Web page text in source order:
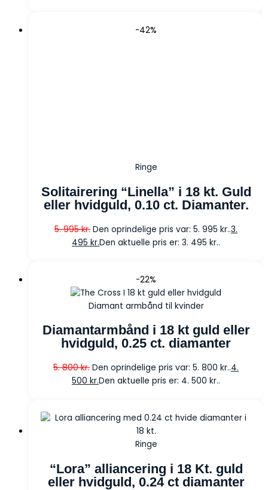
-42%
Ringe
Solitairering “Linella” i 18 kt. Guld
eller hvidguld, 0.10 ct. Diamanter.
5. 995kr. Den oprindelige pris var: 5. 995 kr..3.
495 kr.Den aktuelle pris er: 3. 495 kr..
-22%
Diamant armbånd til kvinder
Diamantarmbånd i 18 kt guld eller
hvidguld, 0.25 ct. diamanter
5. 800kr. Den oprindelige pris var: 5. 800 kr..4.
500 kr.Den aktuelle pris er: 4. 500 kr..
Ringe
“Lora” alliancering i 18 Kt. guld
eller hvidguld, 0.24 ct diamanter